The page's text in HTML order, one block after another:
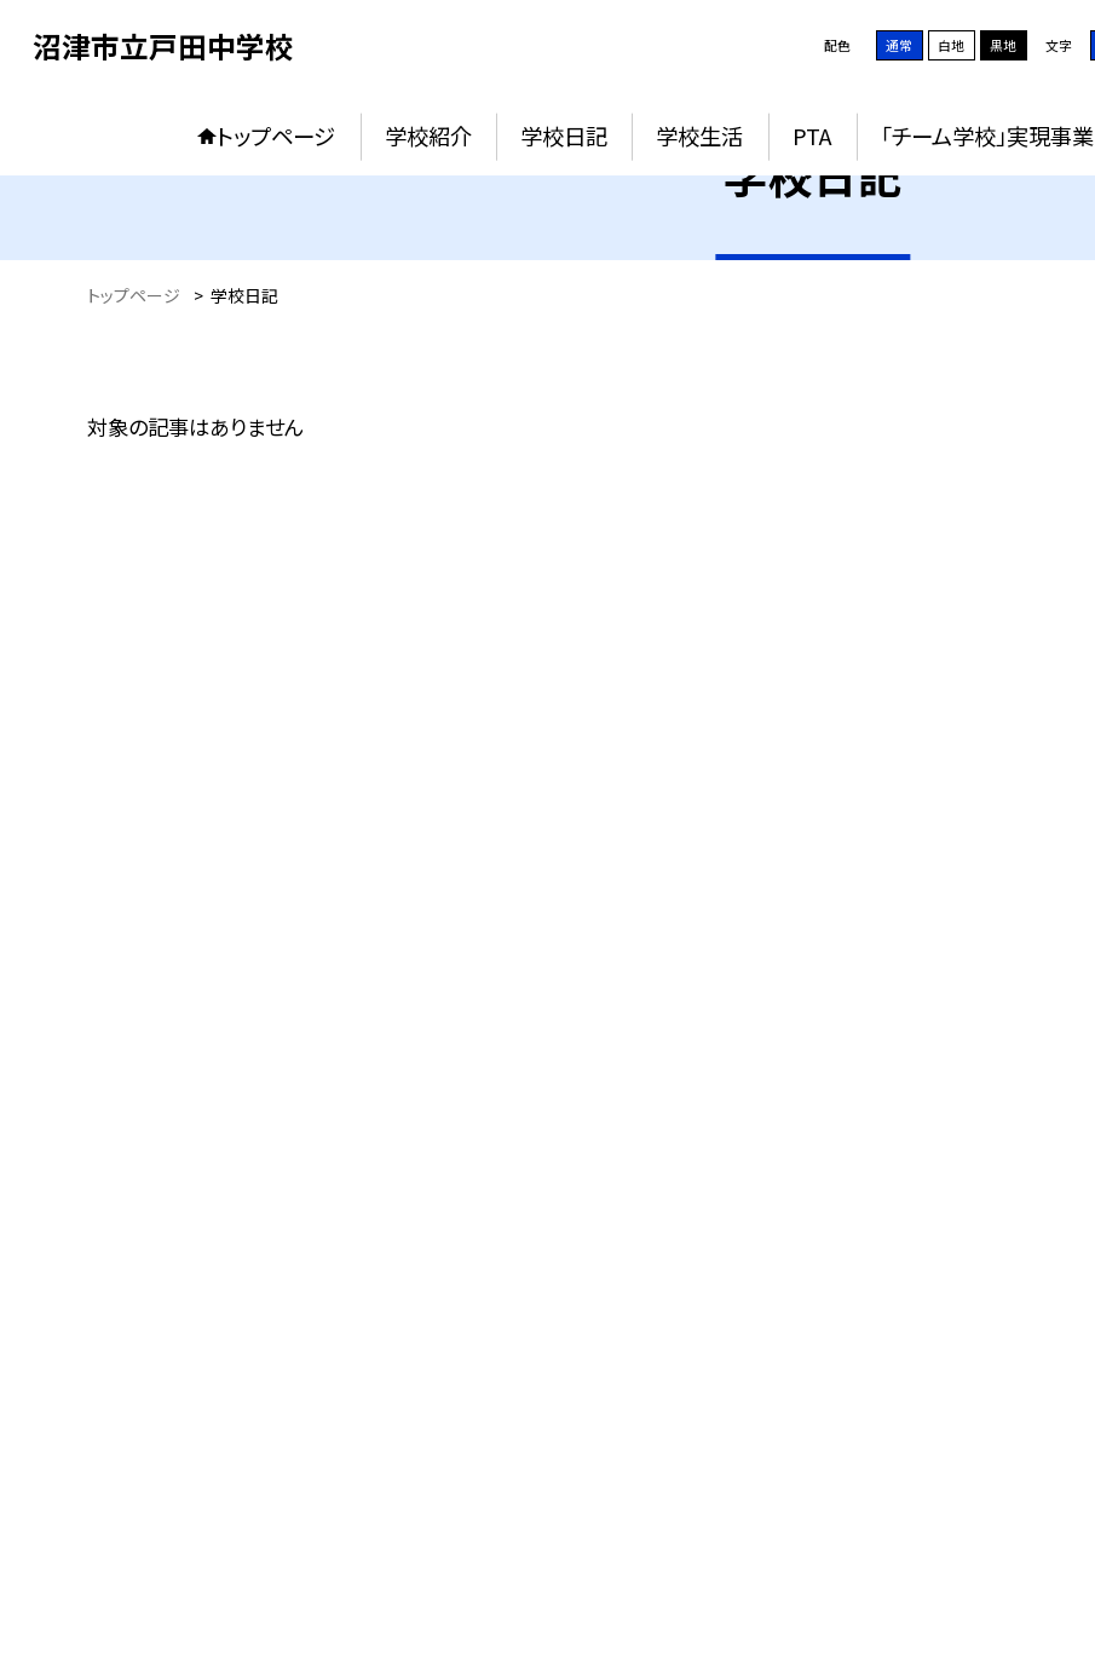
沼津市立戸田中学校 配色 通常 白地 黒地 文字
トップページ 学校紹介 学校日記 学校生活 PTA 「チーム学校」実現事業
学校日記
トップページ > 学校日記
対象の記事はありません